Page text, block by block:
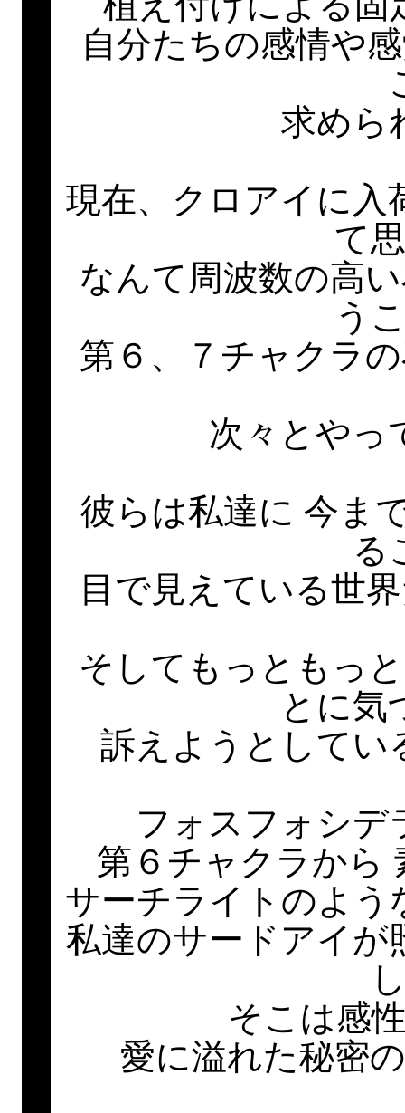
自分たちの感情や
求めら
現在、クロアイに入
て
なんて周波数の高
う
第６、７チャクラ
次々とやっ
彼らは私達に 今ま
る
目で見えている世
そしてもっともっ
とに気
訴えようとしてい
フォスフォシデ
第６チャクラから
サーチライトのよう
私達のサードアイが
そこは感
愛に溢れた秘密